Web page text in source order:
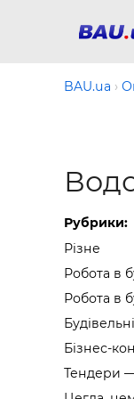
BAU.ua
Рубрики:
Різне
Бізнес-